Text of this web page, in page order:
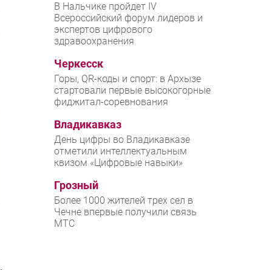
В Нальчике пройдет IV
Всероссийский форум лидеров и
экспертов цифрового
здравоохранения
Черкесск
Горы, QR-коды и спорт: в Архызе
стартовали первые высокогорные
фиджитал-соревнования
Владикавказ
День цифры во Владикавказе
отметили интеллектуальным
квизом «Цифровые навыки»
Грозный
Более 1000 жителей трех сел в
Чечне впервые получили связь
МТС